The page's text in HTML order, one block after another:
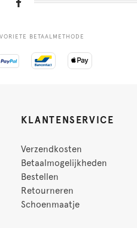
BETAALMETHODE
KLANTENSERVICE
Verzendkosten
Betaalmogelijkheden
Bestellen
Retourneren
Schoenmaatje